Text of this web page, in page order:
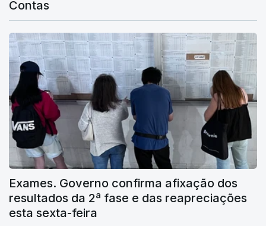
Contas
Exames. Governo confirma afixação dos
resultados da 2ª fase e das reapreciações
esta sexta-feira